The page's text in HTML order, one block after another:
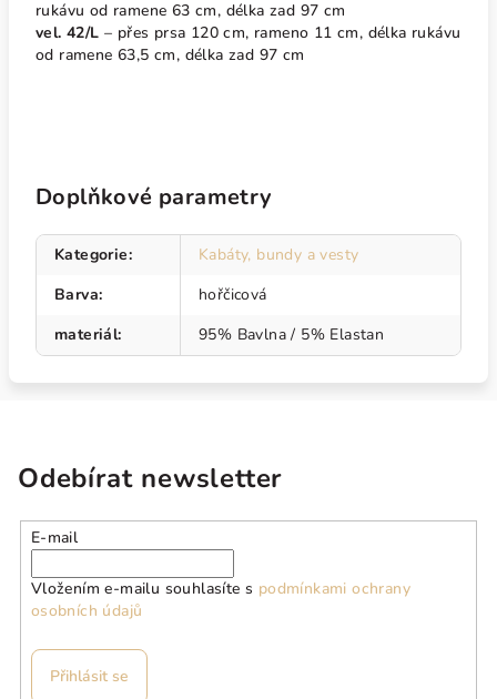
rukávu od ramene 63 cm, délka zad 97 cm
vel. 42/L – přes prsa 120 cm, rameno 11 cm, délka rukávu
od ramene 63,5 cm, délka zad 97 cm
Doplňkové parametry
Kategorie:
Kabáty, bundy a vesty
Barva:
hořčicová
materiál: 95% Bavlna / 5% Elastan
Odebírat newsletter
E-mail
Vložením e-mailu souhlasíte s podmínkami ochrany
osobních údajů
Přihlásit se